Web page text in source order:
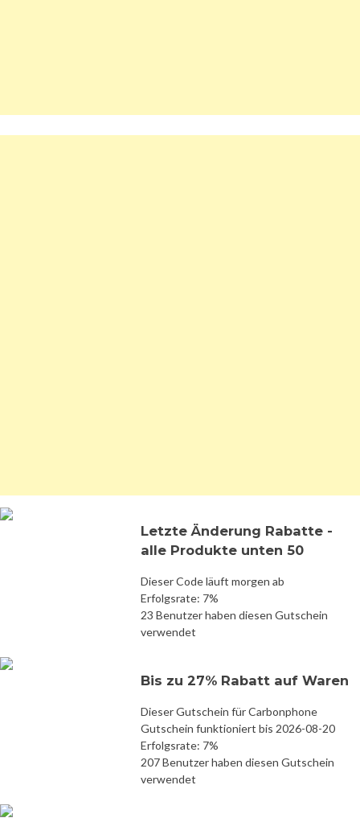
Letzte Änderung Rabatte -
alle Produkte unten 50
Dieser Code läuft morgen ab
Erfolgsrate: 7%
23 Benutzer haben diesen Gutschein
verwendet
Bis zu 27% Rabatt auf Waren
Dieser Gutschein für Carbonphone
Gutschein funktioniert bis 2026-08-20
Erfolgsrate: 7%
207 Benutzer haben diesen Gutschein
verwendet